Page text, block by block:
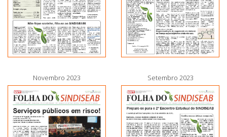
Novembro 2023 Setembro 2023